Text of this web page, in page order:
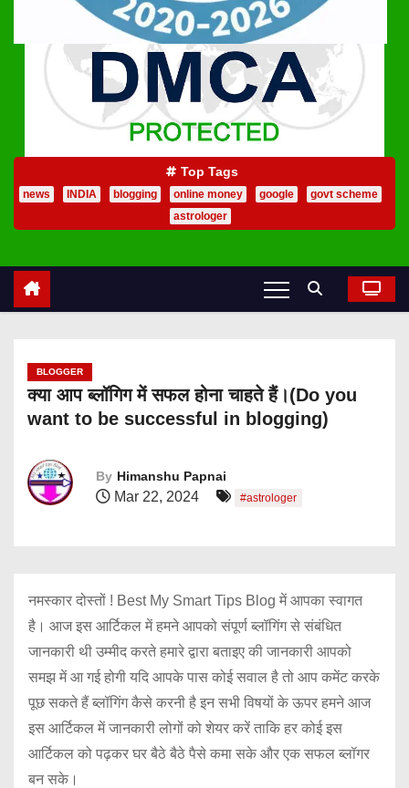
Top Tags
news INDIA blogging online money google
govt scheme
astrologer
BLOGGER
क्या आप ब्लॉगिग में सफल होना चाहते हैं।(Do you
want to be successful in blogging)
By Himanshu Papnai
Mar 22, 2024 #astrologer
नमस्कार दोस्तों ! Best My Smart Tips Blog में आपका स्वागत
है। आज इस आर्टिकल में हमने आपको संपूर्ण ब्लॉगिंग से संबंधित
जानकारी थी उम्मीद करते हमारे द्वारा बताइए की जानकारी आपको
समझ में आ गई होगी यदि आपके पास कोई सवाल है तो आप कमेंट करके
पूछ सकते हैं ब्लॉगिंग कैसे करनी है इन सभी विषयों के ऊपर हमने आज
इस आर्टिकल में जानकारी लोगों को शेयर करें ताकि हर कोई इस
आर्टिकल को पढ़कर घर बैठे बैठे पैसे कमा सके और एक सफल ब्लॉगर
बन सके।